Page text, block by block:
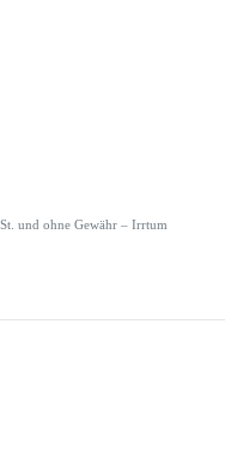
und ohne Gewähr – Irrtum